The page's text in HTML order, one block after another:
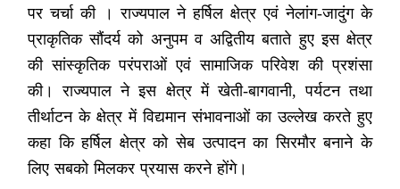
पर चर्चा की । राज्यपाल ने हर्षिल क्षेत्र एवं नेलांग-जादुंग के
प्राकृतिक सौंदर्य को अनुपम व अद्वितीय बताते हुए इस क्षेत्र
की सांस्कृतिक परंपराओं एवं सामाजिक परिवेश की प्रशंसा
की। राज्यपाल ने इस क्षेत्र में खेती-बागवानी, पर्यटन तथा
तीर्थाटन के क्षेत्र में विद्यमान संभावनाओं का उल्लेख करते हुए
कहा कि हर्षिल क्षेत्र को सेब उत्पादन का सिरमौर बनाने के
लिए सबको मिलकर प्रयास करने होंगे।